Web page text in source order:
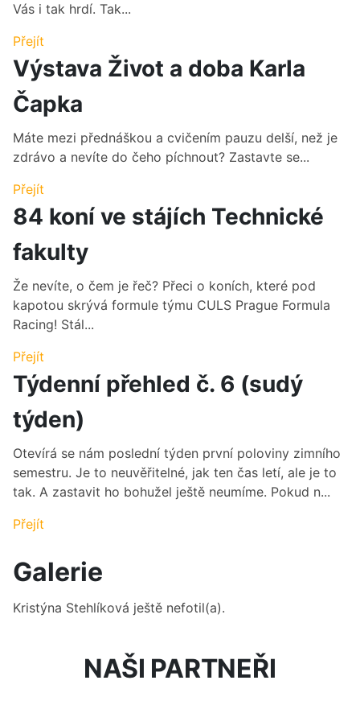
Vás i tak hrdí. Tak...
Přejít
Výstava Život a doba Karla
Čapka
Máte mezi přednáškou a cvičením pauzu delší, než je
zdrávo a nevíte do čeho píchnout? Zastavte se...
Přejít
84 koní ve stájích Technické
fakulty
Že nevíte, o čem je řeč? Přeci o koních, které pod
kapotou skrývá formule týmu CULS Prague Formula
Racing! Stál...
Přejít
Týdenní přehled č. 6 (sudý
týden)
Otevírá se nám poslední týden první poloviny zimního
semestru. Je to neuvěřitelné, jak ten čas letí, ale je to
tak. A zastavit ho bohužel ještě neumíme. Pokud n...
Přejít
Galerie
Kristýna Stehlíková ještě nefotil(a).
NAŠI PARTNEŘI